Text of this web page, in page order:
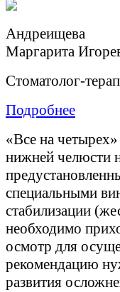
Андреищева
Маргарита
Стоматолог-
Подробнее
«Все на
нижней челюсти
специальными
стабилизации
необходимо
осмотр для
рекомендацию
развития